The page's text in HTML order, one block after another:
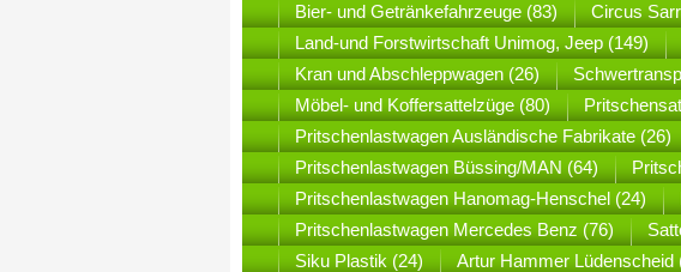
Bier- und Getränkefahrzeuge (83)
Circus
Land-und Forstwirtschaft Unimog, Jeep (149)
Kran und Abschleppwagen (26)
Möbel- und Koffersattelzüge (80)
Pritschenlastwagen Ausländische Fabrikate (26)
Pritschenlastwagen Büssing/MAN (64)
Pritschenlastwagen Hanomag-Henschel (24)
Pritschenlastwagen Mercedes Benz (76)
Siku Plastik (24)
Artur Hammer Lüdenscheid